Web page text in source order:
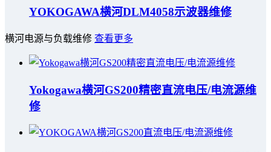
YOKOGAWA横河DLM4058示波器维修
横河电源与负载维修 查看更多
Yokogawa横河GS200精密直流电压/电流源维
修